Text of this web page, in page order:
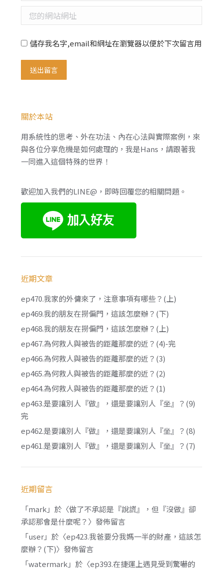
您的網站網址
儲存我名字,email和網址在瀏覽器以便於下次留言用
送出留言
關於本站
用系統性的思考、外在功法、內在心法與實際案例，來
與各位分享危機是如何處理的，我是Hans，請跟著我
一同進入這個特殊的世界！
歡迎加入我們的LINE@，即時回覆您的相關問題。
近期文章
ep470.我家的外傭來了，注意事項有哪些？(上)
ep469.我的朋友在撈偏門，這該怎麼辦？(下)
ep468.我的朋友在撈偏門，這該怎麼辦？(上)
ep467.為何救人與被告的距離那麼的近？(4)-完
ep466.為何救人與被告的距離那麼的近？(3)
ep465.為何救人與被告的距離那麼的近？(2)
ep464.為何救人與被告的距離那麼的近？(1)
ep463.是要讓別人『做』，還是要讓別人『坐』？(9)
完
ep462.是要讓別人『做』，還是要讓別人『坐』？(8)
ep461.是要讓別人『做』，還是要讓別人『坐』？(7)
近期留言
「mark 」於〈做了不承認是『說謊』，但『沒做』卻
承認那會是什麼呢？ 〉發佈留言
「user」於〈ep423.我爸要分我媽一半的財產，這該怎
麼辦？(下)〉發佈留言
「watermark 」於〈ep393.在捷運上遇見受到驚嚇的